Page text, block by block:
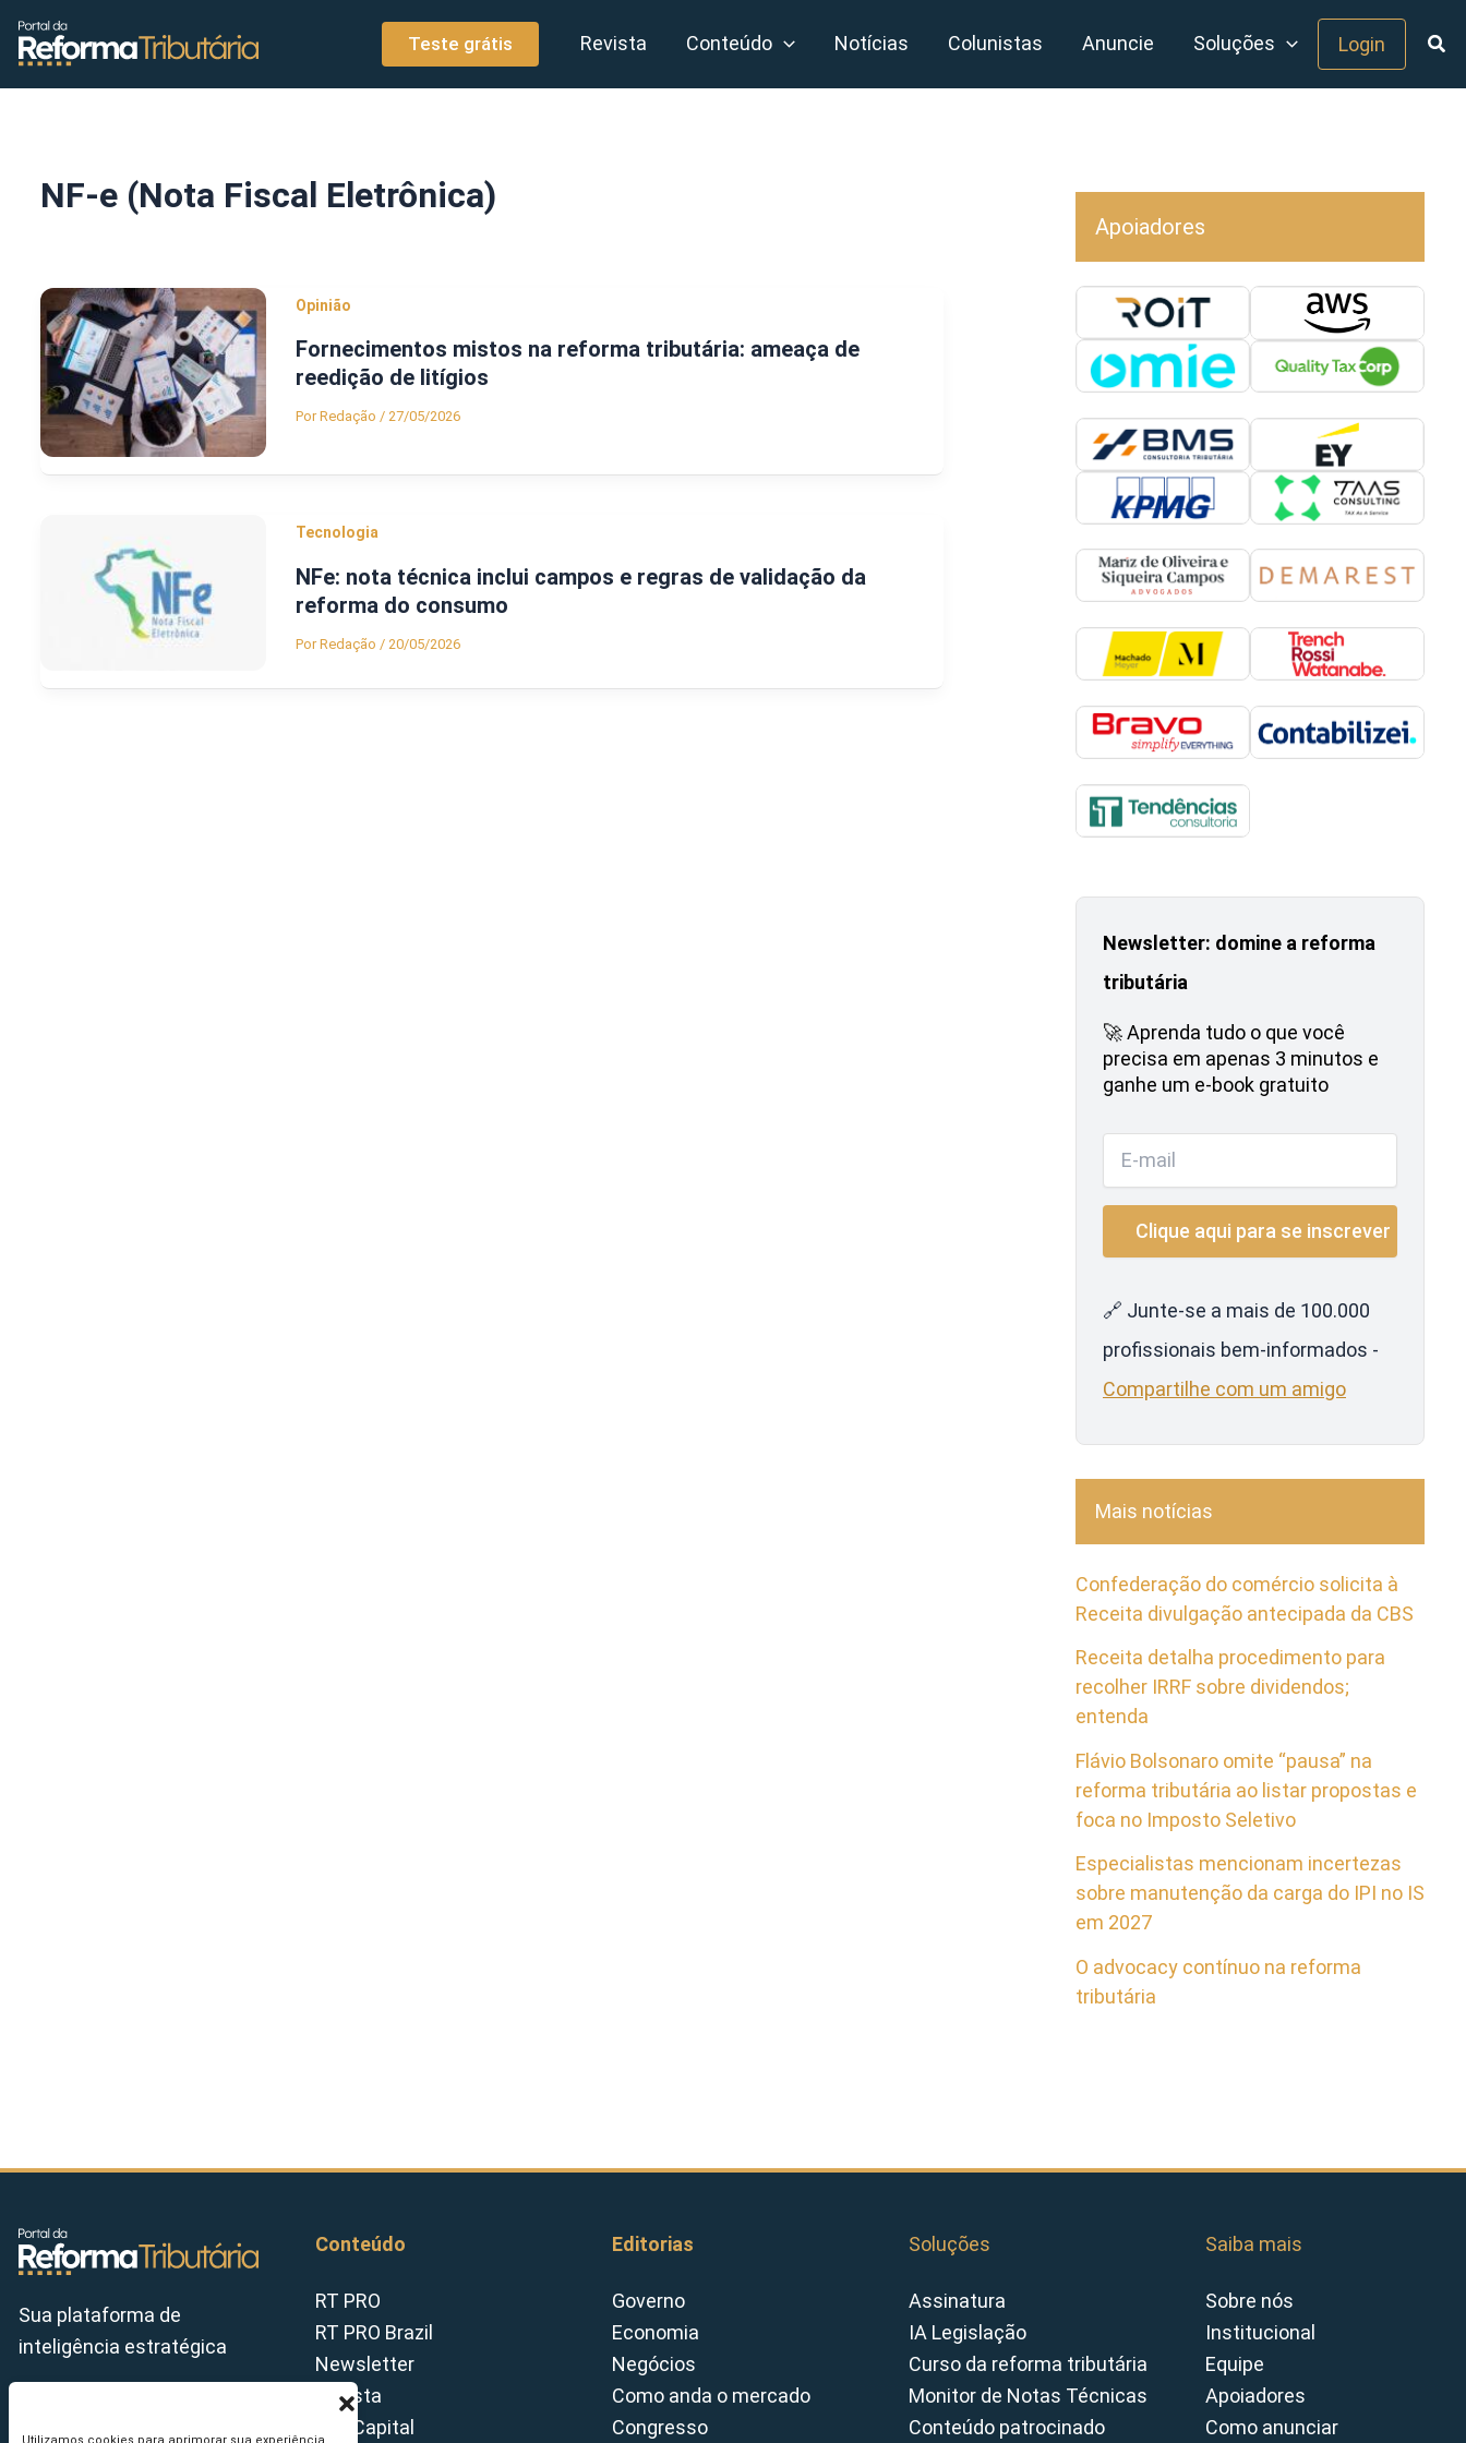
conteúdo
Teste grátis Revista Conteúdo Notícias Colunistas Anuncie Soluções Login
NF-e (Nota Fiscal Eletrônica)
Opinião
Fornecimentos mistos na reforma tributária: ameaça de
reedição de litígios
PorRedação / 27/05/2026
Tecnologia
NFe: nota técnica inclui campos e regras de validação da
reforma do consumo
PorRedação / 20/05/2026
Apoiadores
Newsletter: domine a reforma
tributária
🚀 Aprenda tudo o que você
precisa em apenas 3 minutos e
ganhe um e-book gratuito
🔗 Junte-se a mais de 100.000
profissionais bem-informados -
Compartilhe com um amigo
Mais notícias
Confederação do comércio solicita à
Receita divulgação antecipada da CBS
Receita detalha procedimento para
recolher IRRF sobre dividendos;
entenda
Flávio Bolsonaro omite “pausa” na
reforma tributária ao listar propostas e
foca no Imposto Seletivo
Especialistas mencionam incertezas
sobre manutenção da carga do IPI no IS
em 2027
O advocacy contínuo na reforma
tributária
Sua plataforma de
inteligência estratégica
Conteúdo
RT PRO
RT PRO Brazil
Newsletter
Revista
Tax Capital
Editorias
Governo
Economia
Negócios
Como anda o mercado
Congresso
Soluções
Assinatura
IA Legislação
Curso da reforma tributária
Monitor de Notas Técnicas
Conteúdo patrocinado
Saiba mais
Sobre nós
Institucional
Equipe
Apoiadores
Como anunciar